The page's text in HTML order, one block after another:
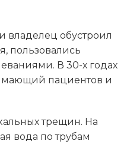
владелец обустроил
пользовались
В 30-х годах
пациентов и
трещин. На
вода по трубам